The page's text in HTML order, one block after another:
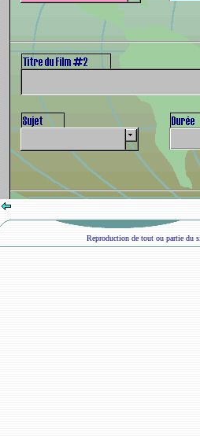
Reproduction de tout ou partie du